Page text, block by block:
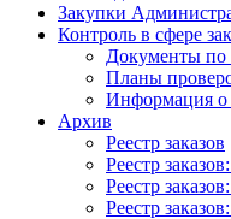
Закупки
Контроль в сфере
Документы по
Планы
Информация о
Архив
Реестр заказов
Реестр
Реестр
Реестр